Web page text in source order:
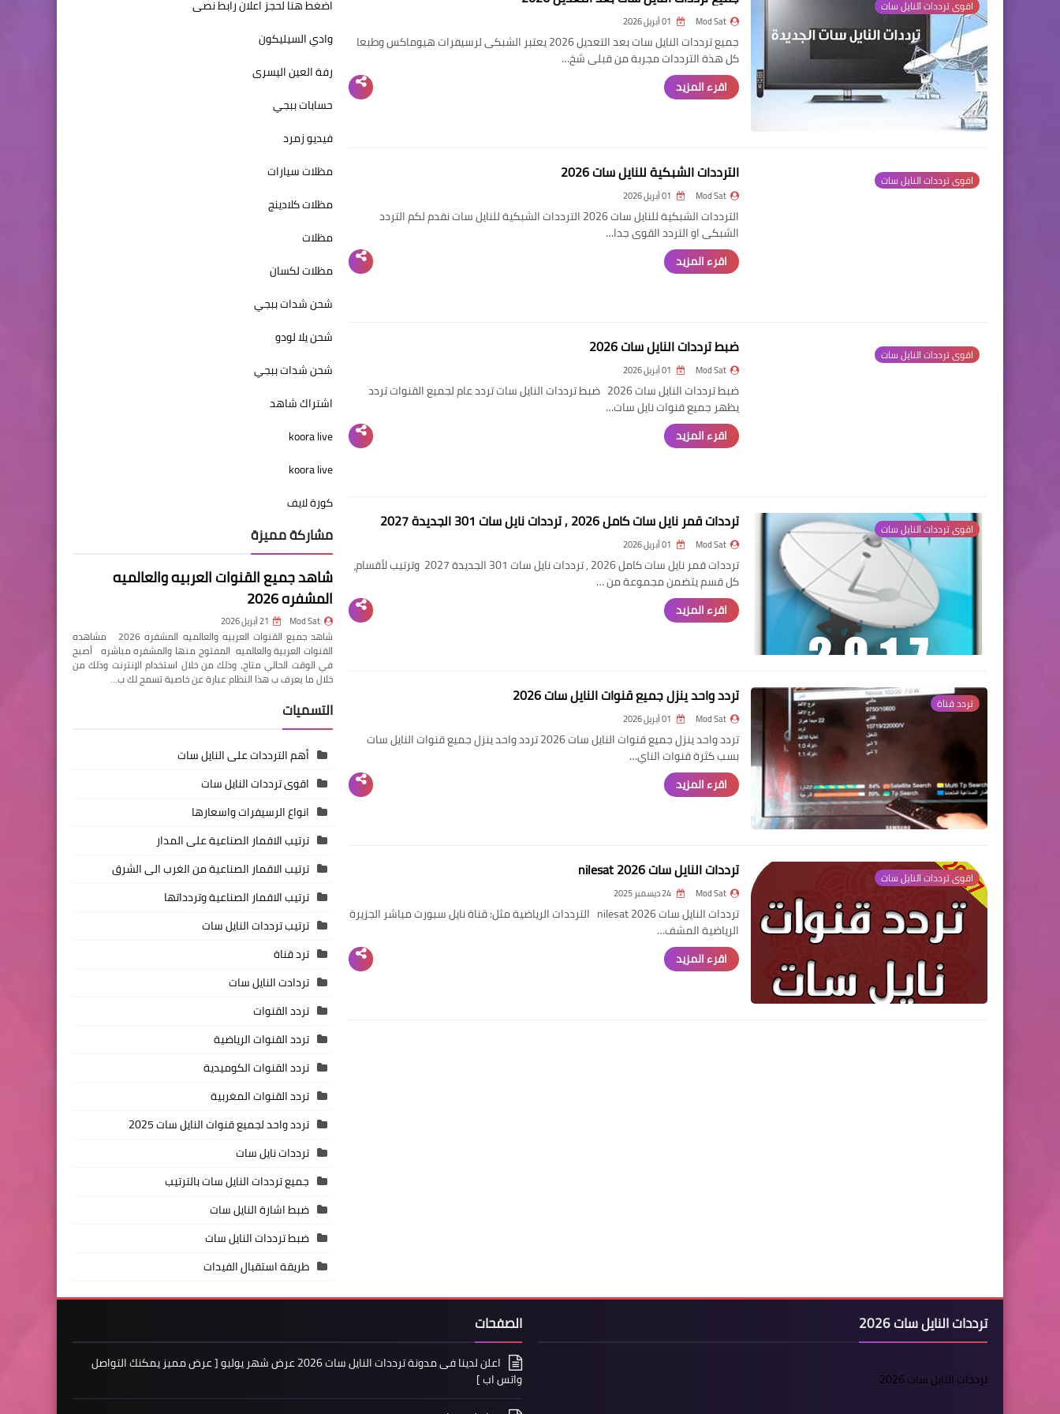
اقوى ترددات النايل سات
Mod Sat
جميع ترددات النايل سات بعد التعديل 2026 يعتبر الشبكى لرسيفرات هيوماكس وطبعا
كل هذة الترددات مجربة من قبلى شخ…
اقرء المزيد
اقوى ترددات النايل سات الترددات الشبكية للنايل سات 2026
Mod Sat
الترددات الشبكية للنايل سات 2026 الترددات الشبكية للنايل سات نقدم لكم التردد
الشبكى او التردد القوى جدا…
اقرء المزيد
اقوى ترددات النايل سات ضبط ترددات النايل سات 2026
Mod Sat
ضبط ترددات النايل سات 2026 ضبط ترددات النايل سات تردد عام لجميع القنوات تردد
يظهر جميع قنوات نايل سات…
اقرء المزيد
اقوى ترددات النايل سات ترددات قمر نايل سات كامل 2026 , ترددات نايل سات 301 الجديدة 2027
Mod Sat
ترددات قمر نايل سات كامل 2026 , ترددات نايل سات 301 الجديدة 2027 وترتيب لأقسام،
كل قسم يتضمن مجموعة من …
اقرء المزيد
تردد قناة تردد واحد ينزل جميع قنوات النايل سات 2026
Mod Sat
تردد واحد ينزل جميع قنوات النايل سات 2026 تردد واحد ينزل جميع قنوات النايل سات
بسب كثرة قنوات الناي…
اقرء المزيد
اقوى ترددات النايل سات ترددات النايل سات nilesat 2026
Mod Sat
ترددات النايل سات nilesat 2026 الترددات الرياضية مثل: قناة نايل سبورت مباشر الجزيرة
الرياضية المشف…
اقرء المزيد
اضغط هنا لحجز اعلان رابط نصى
وادي السيليكون
رفة العين اليسرى
حسابات ببجي
فيديو زمرد
مظلات سيارات
مظلات كلادينج
مظلات
مظلات لكسان
شحن شدات ببجي
شحن يلا لودو
شحن شدات ببجي
اشتراك شاهد
koora live
koora live
كورة لايف
مشاركة مميزة
شاهد جميع القنوات العربيه والعالميه
المشفره 2026
Mod Sat 21 أبريل 2026
شاهد جميع القنوات العربيه والعالميه المشفره 2026 مشاهده
القنوات العربية والعالميه المفتوح منها والمشفره مباشره أصبح
في الوقت الحالي متاح، وذلك من خلال استخدام الإنترنت وذلك من
خلال ما يعرف ب هذا النظام عبارة عن خاصية تسمح لك ب…
التسميات
أهم الترددات على النايل سات
اقوى ترددات النايل سات
انواع الرسيفرات واسعارها
ترتيب الاقمار الصناعية على المدار
ترتيب الاقمار الصناعية من الغرب الى الشرق
ترتيب الاقمار الصناعية وتردداتها
ترتيب ترددات النايل سات
ترد قناة
تردادت النايل سات
تردد القنوات
تردد القنوات الرياضية
تردد القنوات الكوميدية
تردد القنوات المغربية
تردد واحد لجميع قنوات النايل سات 2025
ترددات نايل سات
جميع ترددات النايل سات بالترتيب
ضبط اشارة النايل سات
ضبط ترددات النايل سات
طريقة استقبال الفيدات
ترددات النايل سات 2026
ترددات النايل سات 2026
الصفحات
اعلن لدينا فى مدونة ترددات النايل سات 2026 عرض شهر يوليو [ عرض مميز يمكنك التواصل
واتس اب ]